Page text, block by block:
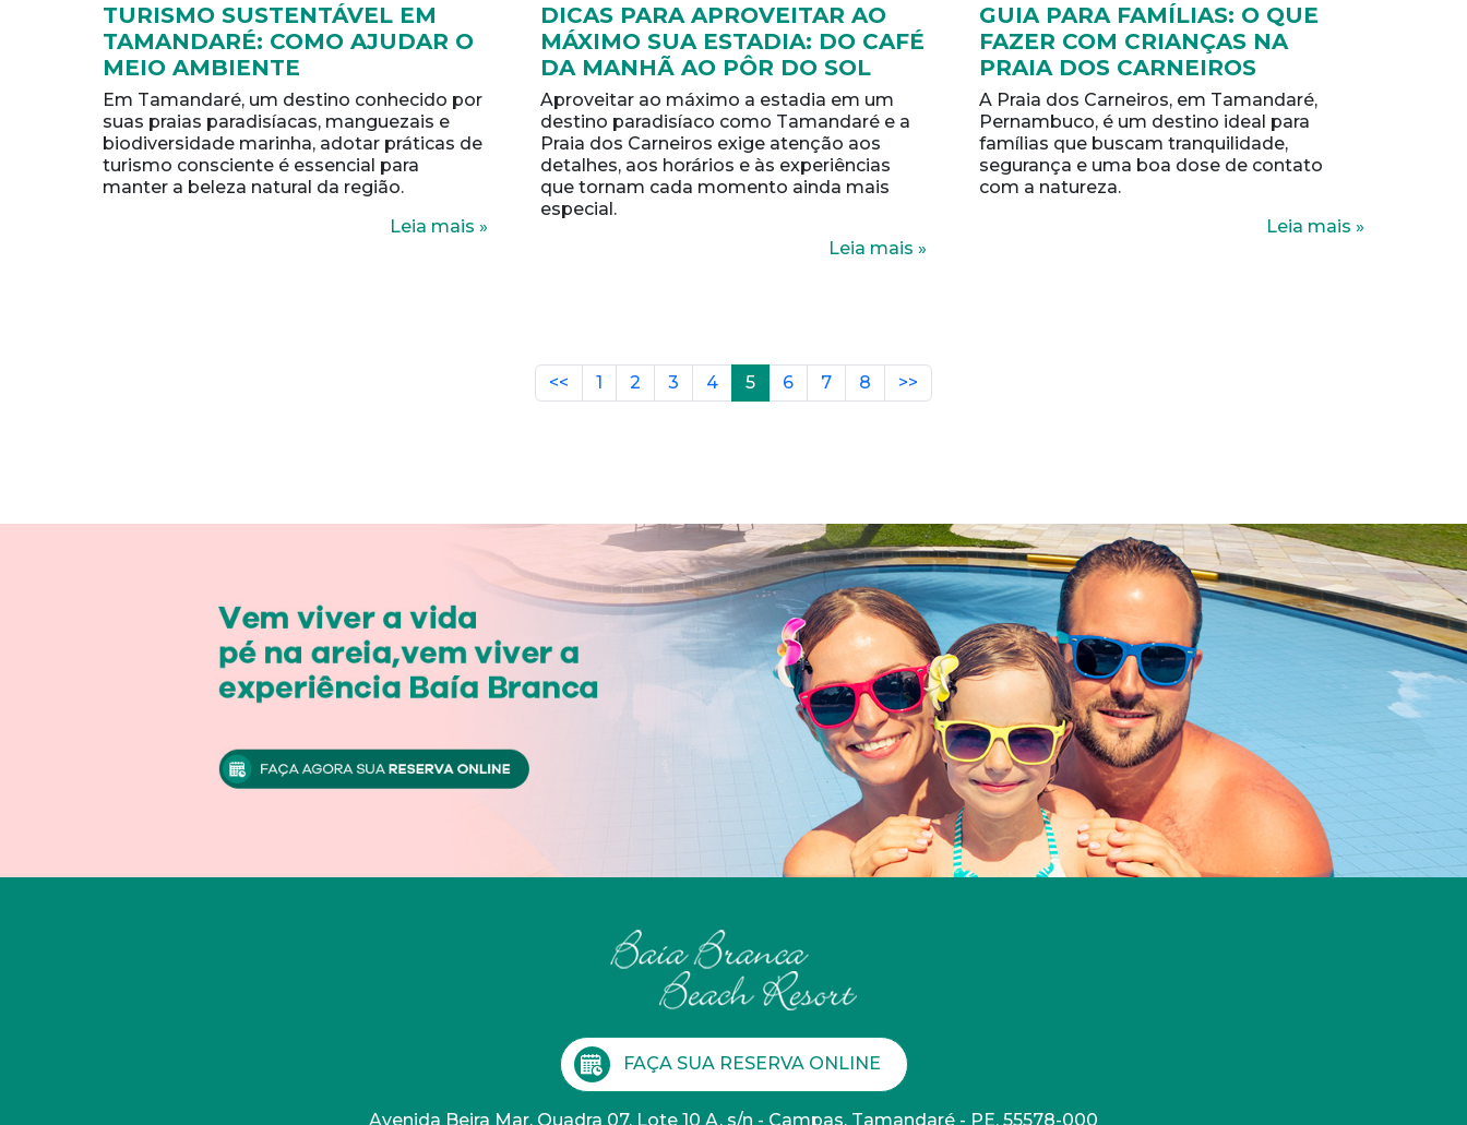
TURISMO SUSTENTÁVEL EM
TAMANDARÉ: COMO AJUDAR O
MEIO AMBIENTE
Em Tamandaré, um destino conhecido por
suas praias paradisíacas, manguezais e
biodiversidade marinha, adotar práticas de
turismo consciente é essencial para
manter a beleza natural da região.
Leia mais »
DICAS PARA APROVEITAR AO
MÁXIMO SUA ESTADIA: DO CAFÉ
DA MANHÃ AO PÔR DO SOL
Aproveitar ao máximo a estadia em um
destino paradisíaco como Tamandaré e a
Praia dos Carneiros exige atenção aos
detalhes, aos horários e às experiências
que tornam cada momento ainda mais
especial.
Leia mais »
GUIA PARA FAMÍLIAS: O QUE
FAZER COM CRIANÇAS NA
PRAIA DOS CARNEIROS
A Praia dos Carneiros, em Tamandaré,
Pernambuco, é um destino ideal para
famílias que buscam tranquilidade,
segurança e uma boa dose de contato
com a natureza.
Leia mais »
<< 1 2 3 4 5 6 7 8 >>
FAÇA SUA RESERVA ONLINE
Avenida Beira Mar, Quadra 07, Lote 10 A, s/n - Campas, Tamandaré - PE, 55578-000